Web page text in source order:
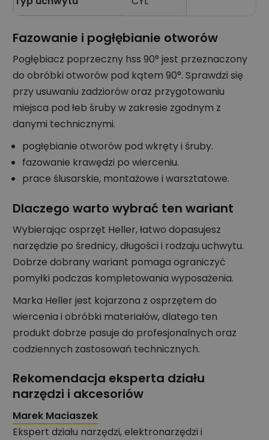
Fazowanie i pogłębianie otworów
Pogłębiacz poprzeczny hss 90° jest przeznaczony
do obróbki otworów pod kątem 90°. Sprawdzi się
przy usuwaniu zadziorów oraz przygotowaniu
miejsca pod łeb śruby w zakresie zgodnym z
danymi technicznymi.
pogłębianie otworów pod wkręty i śruby.
fazowanie krawędzi po wierceniu.
prace ślusarskie, montażowe i warsztatowe.
Dlaczego warto wybrać ten wariant
Wybierając osprzęt Heller, łatwo dopasujesz
narzędzie po średnicy, długości i rodzaju uchwytu.
Dobrze dobrany wariant pomaga ograniczyć
pomyłki podczas kompletowania wyposażenia.
Marka Heller jest kojarzona z osprzętem do
wiercenia i obróbki materiałów, dlatego ten
produkt dobrze pasuje do profesjonalnych oraz
codziennych zastosowań technicznych.
Rekomendacja eksperta działu
narzędzi i akcesoriów
Marek Maciaszek
Ekspert działu narzędzi, elektronarzędzi i